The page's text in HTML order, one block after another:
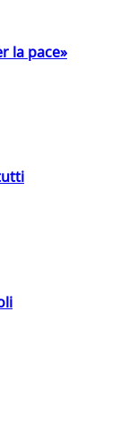
la pace»